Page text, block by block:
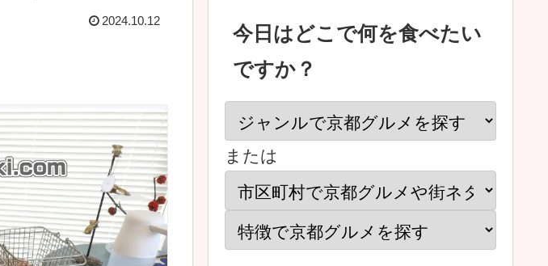
2024.10.12
今日はどこで何を食べたい
ですか？
または